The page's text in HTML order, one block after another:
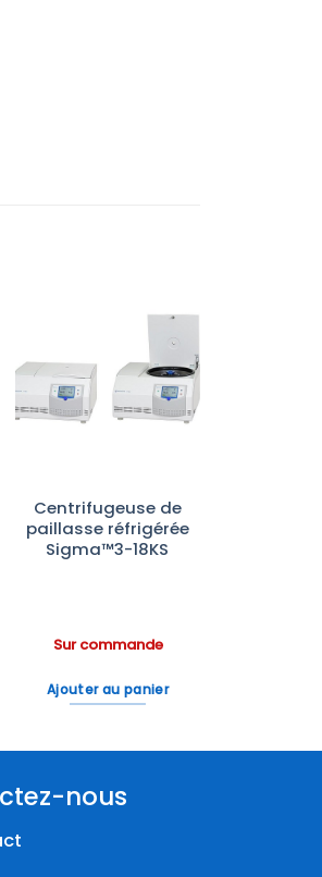
Ajouter
à la liste
d’envies
Centrifugeuse de
paillasse réfrigérée
Sigma™3-18KS
Sur commande
Ajouter au panier
nous